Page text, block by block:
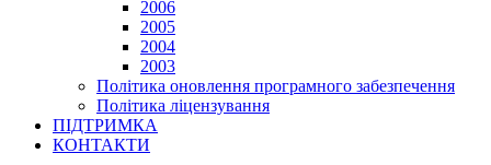
2006
2005
2004
2003
Політика оновлення програмного забезпечення
Політика ліцензування
ПІДТРИМКА
КОНТАКТИ